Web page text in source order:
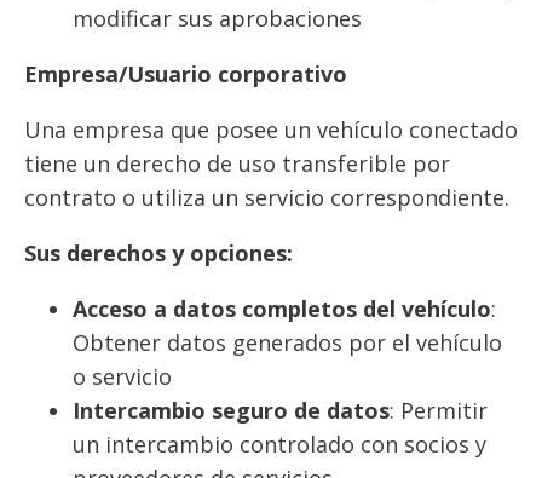
modificar sus aprobaciones
Empresa/Usuario corporativo
Una empresa que posee un vehículo conectado
tiene un derecho de uso transferible por
contrato o utiliza un servicio correspondiente.
Sus derechos y opciones:
Acceso a datos completos del vehículo:
Obtener datos generados por el vehículo
o servicio
Intercambio seguro de datos: Permitir
un intercambio controlado con socios y